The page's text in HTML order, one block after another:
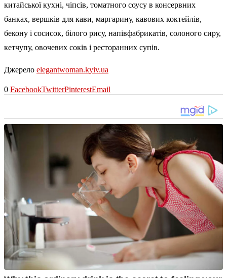
китайської кухні, чіпсів, томатного соусу в консервних
банках, вершків для кави, маргарину, кавових коктейлів,
бекону і сосисок, білого рису, напівфабрикатів, солоного сиру,
кетчупу, овочевих соків і ресторанних супів.
Джерело elegantwoman.kyiv.ua
0 FacebookTwitterPinterestEmail